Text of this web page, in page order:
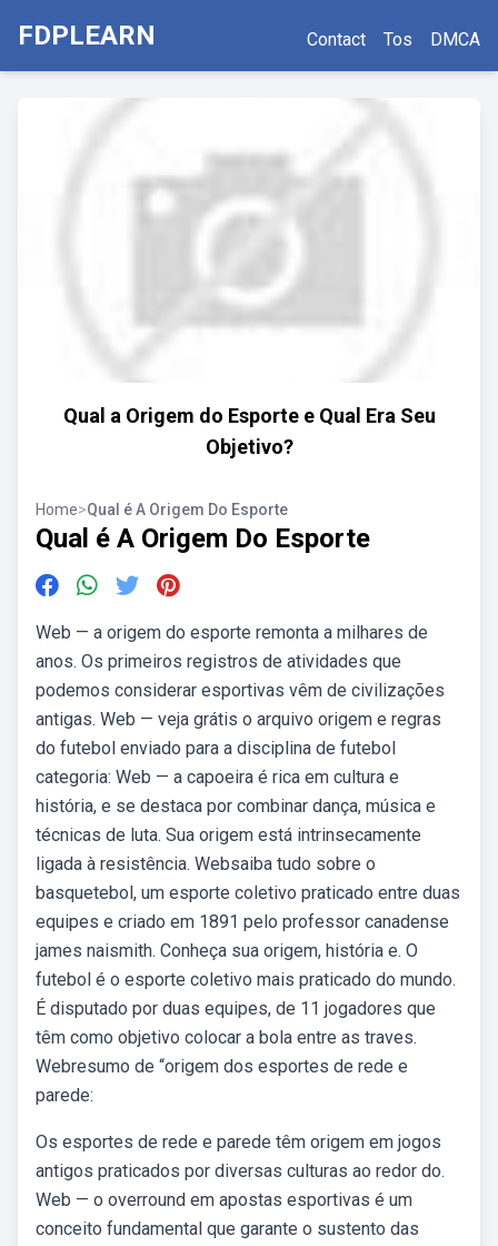
FDPLEARN Contact Tos DMCA
Qual a Origem do Esporte e Qual Era Seu
Objetivo?
Home>Qual é A Origem Do Esporte
Qual é A Origem Do Esporte
Web — a origem do esporte remonta a milhares de
anos. Os primeiros registros de atividades que
podemos considerar esportivas vêm de civilizações
antigas. Web — veja grátis o arquivo origem e regras
do futebol enviado para a disciplina de futebol
categoria: Web — a capoeira é rica em cultura e
história, e se destaca por combinar dança, música e
técnicas de luta. Sua origem está intrinsecamente
ligada à resistência. Websaiba tudo sobre o
basquetebol, um esporte coletivo praticado entre duas
equipes e criado em 1891 pelo professor canadense
james naismith. Conheça sua origem, história e. O
futebol é o esporte coletivo mais praticado do mundo.
É disputado por duas equipes, de 11 jogadores que
têm como objetivo colocar a bola entre as traves.
Webresumo de “origem dos esportes de rede e
parede:
Os esportes de rede e parede têm origem em jogos
antigos praticados por diversas culturas ao redor do.
Web — o overround em apostas esportivas é um
conceito fundamental que garante o sustento das